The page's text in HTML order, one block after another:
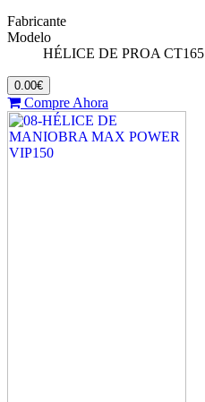
Fabricante
Modelo
HÉLICE DE PROA CT165
0.00€
Compre Ahora